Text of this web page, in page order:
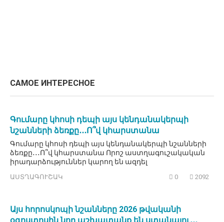
САМОЕ ИНТЕРЕСНОЕ
Գումարը կհոսի դեպի այս կենդանակերպի
նշանների ձեռքը․․․Ո՞վ կհարստանա
Գումարը կհոսի դեպի այս կենդանակերպի նշանների
ձեռքը․․․Ո՞վ կհարստանա Որոշ աստղագուշակական
իրադարձություններ կարող են ազդել
ԱՍՏՂԱԳՈՒՇԱԿ 0 2092
Այս հորոսկոպի նշանները 2026 թվականի